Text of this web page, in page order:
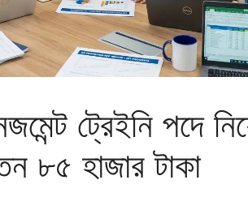
ট্রেইনি পদে
৮৫ হাজার টাকা